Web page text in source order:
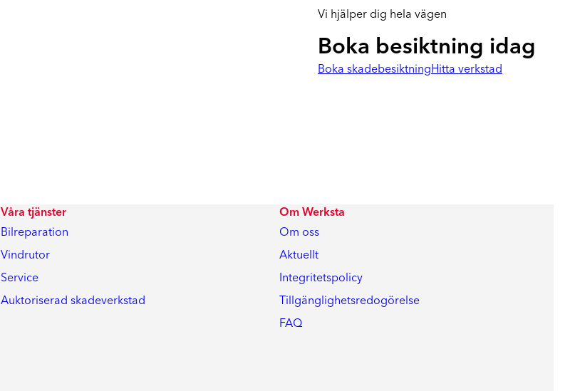
Vi hjälper dig hela vägen
Boka besiktning idag
Boka skadebesiktningHitta verkstad
Våra tjänster
Bilreparation
Vindrutor
Service
Auktoriserad skadeverkstad
Om Werksta
Om oss
Aktuellt
Integritetspolicy
Tillgänglighetsredogörelse
FAQ